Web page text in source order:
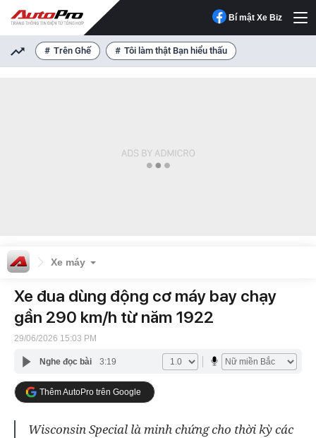
Bí mật Xe Biz
Trên Ghế Tôi làm thật Bạn hiểu thấu
Xe máy
Xe đua dùng động cơ máy bay chạy
gần 290 km/h từ năm 1922
29/06/2026 15:03 PM
Nghe đọc bài 3:19
Thêm AutoPro trên Google
Wisconsin Special là minh chứng cho thời kỳ các